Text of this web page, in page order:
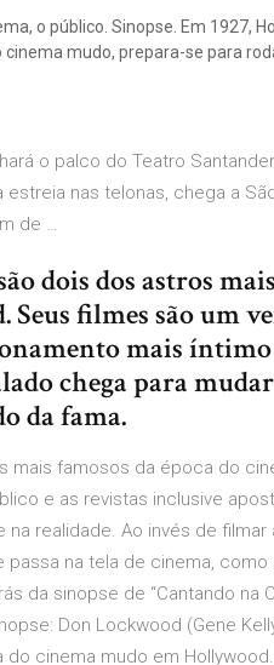
o público. Sinopse. Em 1927,
mudo, prepara-se para
o palco do Teatro
nas telonas, chega a
de …
dois dos astros
filmes são um
mais
chega para mudar
da fama.
mais famosos da época do
e as revistas inclusive
realidade. Ao invés de filmar
na tela de cinema,
da sinopse de “Cantando na
Don Lockwood (Gene
cinema mudo em